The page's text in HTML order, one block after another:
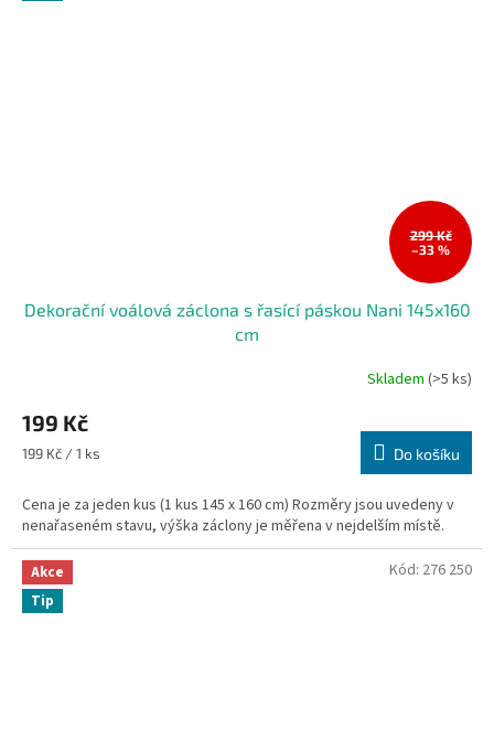
299 Kč
–33 %
Dekorační voálová záclona s řasící páskou Nani 145x160
cm
Skladem (>5 ks)
199 Kč
Měrná
199 Kč / 1 ks Do košíku
Cena je za jeden kus (1 kus 145 x 160 cm) Rozměry jsou uvedeny v
nenařaseném stavu, výška záclony je měřena v nejdelším místě.
Akce
Tip
Kód: 276 250